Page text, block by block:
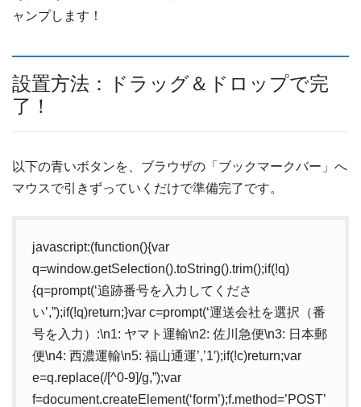
ャンプします！
設置方法：ドラッグ＆ドロップで完
了！
以下の青いボタンを、ブラウザの「ブックマークバー」へ
マウスで引きずっていくだけで準備完了です。
javascript:(function(){var
q=window.getSelection().toString().trim();if(!q)
{q=prompt(‘追跡番号を入力してくださ
い’,”);if(!q)return;}var c=prompt(‘運送会社を選択（番
号を入力）:\n1: ヤマト運輸\n2: 佐川急便\n3: 日本郵
便\n4: 西濃運輸\n5: 福山通運’,’1′);if(!c)return;var
e=q.replace(/[^0-9]/g,”);var
f=document.createElement(‘form’);f.method=’POST’